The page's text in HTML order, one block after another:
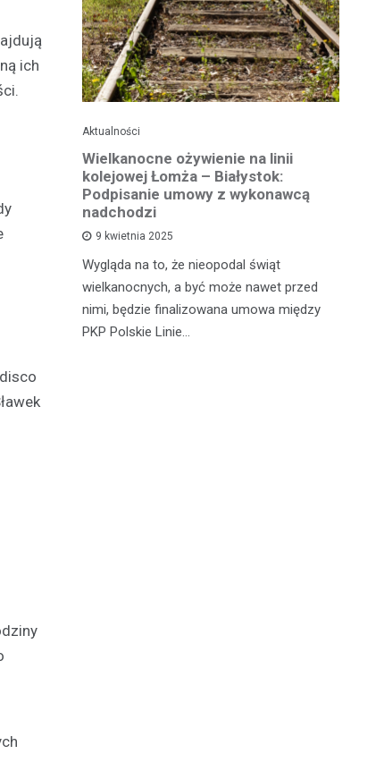
ich
Aktualności
Wielkanocne ożywienie na linii
kolejowej Łomża – Białystok:
Podpisanie umowy z wykonawcą
nadchodzi
9 kwietnia 2025
Wygląda na to, że nieopodal świąt
wielkanocnych, a być może nawet przed
nimi, będzie finalizowana umowa między
PKP Polskie Linie…